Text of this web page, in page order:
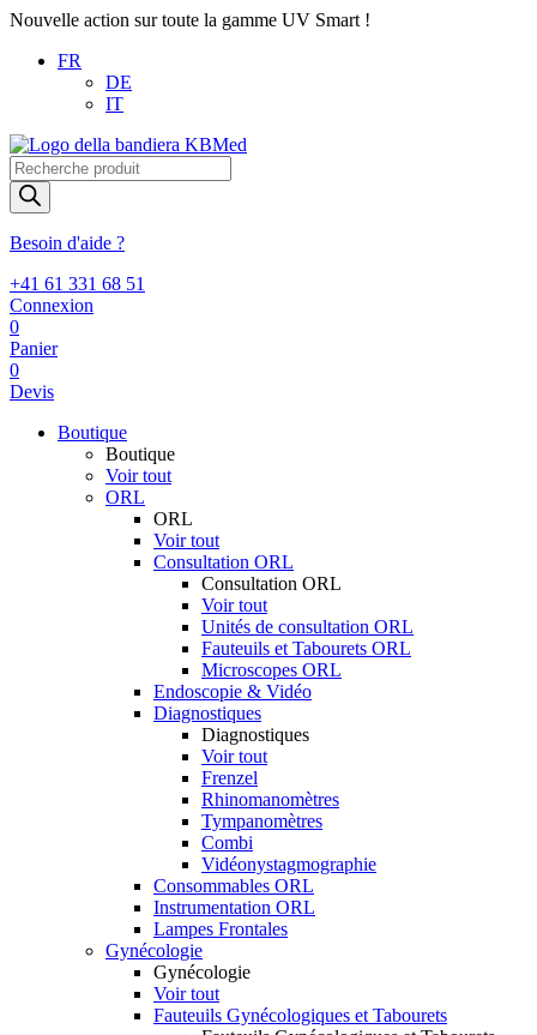
Nouvelle action sur toute la gamme UV Smart !
FR
DE
IT
Recherche
de
produits
Besoin d'aide ?
+41 61 331 68 51
Connexion
0
Panier
0
Devis
Boutique
Boutique
Voir tout
ORL
ORL
Voir tout
Consultation ORL
Consultation ORL
Voir tout
Unités de consultation ORL
Fauteuils et Tabourets ORL
Microscopes ORL
Endoscopie & Vidéo
Diagnostiques
Diagnostiques
Voir tout
Frenzel
Rhinomanomètres
Tympanomètres
Combi
Vidéonystagmographie
Consommables ORL
Instrumentation ORL
Lampes Frontales
Gynécologie
Gynécologie
Voir tout
Fauteuils Gynécologiques et Tabourets